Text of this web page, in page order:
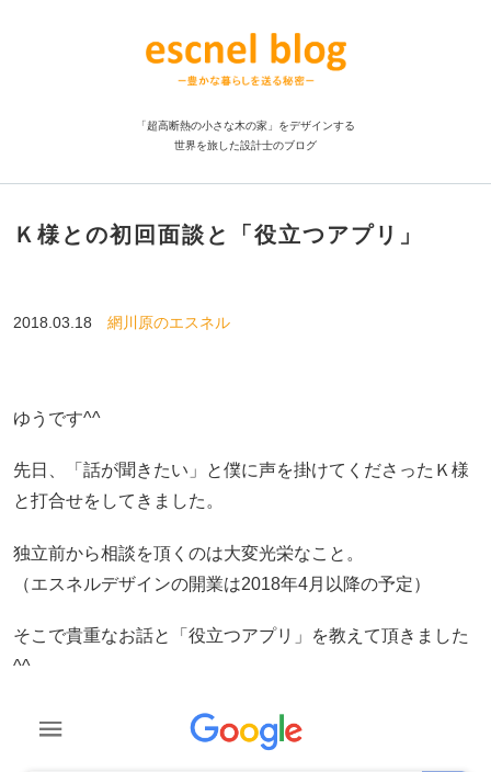
「超高断熱の小さな木の家」をデザインする
世界を旅した設計士のブログ
Ｋ様との初回面談と「役立つアプリ」
2018.03.18 網川原のエスネル
ゆうです^^
先日、「話が聞きたい」と僕に声を掛けてくださったＫ様
と打合せをしてきました。
独立前から相談を頂くのは大変光栄なこと。
（エスネルデザインの開業は2018年4月以降の予定）
そこで貴重なお話と「役立つアプリ」を教えて頂きました
^^